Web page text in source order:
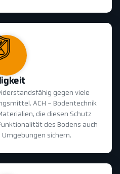
gegen viele
ACH - Bodentechnik
die diesen Schutz
des Bodens auch
sichern.